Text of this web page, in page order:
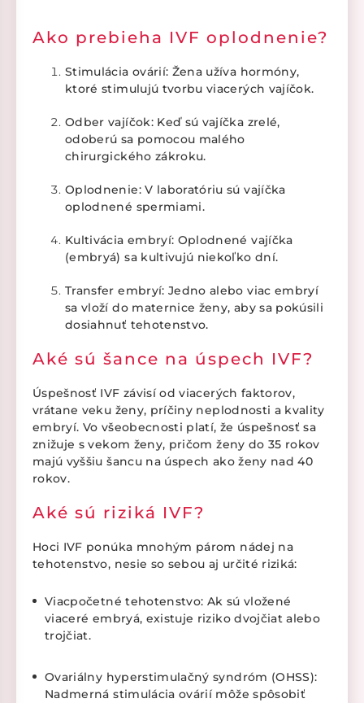
Ako prebieha IVF oplodnenie?
Stimulácia ovárií: Žena užíva hormóny,
ktoré stimulujú tvorbu viacerých vajíčok.
Odber vajíčok: Keď sú vajíčka zrelé,
odoberú sa pomocou malého
chirurgického zákroku.
Oplodnenie: V laboratóriu sú vajíčka
oplodnené spermiami.
Kultivácia embryí: Oplodnené vajíčka
(embryá) sa kultivujú niekoľko dní.
Transfer embryí: Jedno alebo viac embryí
sa vloží do maternice ženy, aby sa pokúsili
dosiahnuť tehotenstvo.
Aké sú šance na úspech IVF?
Úspešnosť IVF závisí od viacerých faktorov,
vrátane veku ženy, príčiny neplodnosti a kvality
embryí. Vo všeobecnosti platí, že úspešnosť sa
znižuje s vekom ženy, pričom ženy do 35 rokov
majú vyššiu šancu na úspech ako ženy nad 40
rokov.
Aké sú riziká IVF?
Hoci IVF ponúka mnohým párom nádej na
tehotenstvo, nesie so sebou aj určité riziká:
Viacpočetné tehotenstvo: Ak sú vložené
viaceré embryá, existuje riziko dvojčiat alebo
trojčiat.
Ovariálny hyperstimulačný syndróm (OHSS):
Nadmerná stimulácia ovárií môže spôsobiť